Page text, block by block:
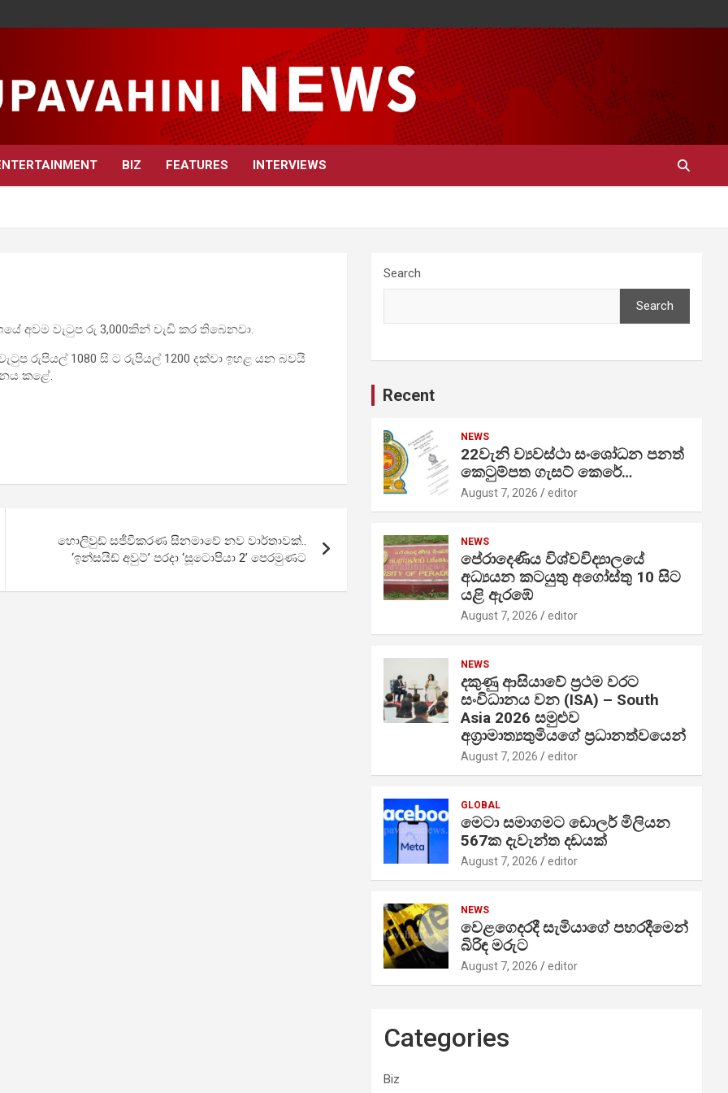
BIZ FEATURES INTERVIEWS
අවම වැටුප රු 3,000කින් වැඩි කර තිබෙනවා.
රුපියල් 1080 සි ට රුපියල් 1200 දක්වා ඉහළ යන බවයි
කළේ.
හොලිවුඩ් සජීවීකරණ සිනමාවේ නව වාර්තාවක්..
‘ඉන්සයිඩ් අවුට්’ පරදා ‘සූටොපියා 2’ පෙරමුණට
Search
Search
Recent
NEWS
22වැනි ව්‍යවස්ථා සංශෝධන පනත්
කෙටුම්පත ගැසට් කෙරේ…
August 7, 2026 editor
NEWS
පේරාදෙණිය විශ්වවිද්‍යාලයේ
අධ්‍යයන කටයුතු අගෝස්තු 10 සිට
යළි ඇරඹේ
August 7, 2026 editor
NEWS
දකුණු ආසියාවේ ප්‍රථම වරට
සංවිධානය වන (ISA) – South
Asia 2026 සමුළුව
අග්‍රාමාත්‍යතුමියගේ ප්‍රධානත්වයෙන්
August 7, 2026 editor
GLOBAL
මෙටා සමාගමට ඩොලර් මිලියන
567ක දැවැන්ත දඩයක්
August 7, 2026 editor
NEWS
වෙළගෙදරදී සැමියාගේ පහරදීමෙන්
බිරිඳ මරුට
August 7, 2026 editor
Categories
Biz